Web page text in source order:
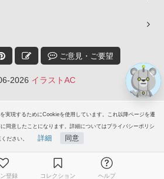
実現するためにCookieを使用しています。これ以降ページを遷
同意したことになります。詳細についてはプライバシーポリシ
ださい。 詳細 同意
ご意見・ご要望
2026 イラストAC
登録 コレクション ヘルプ